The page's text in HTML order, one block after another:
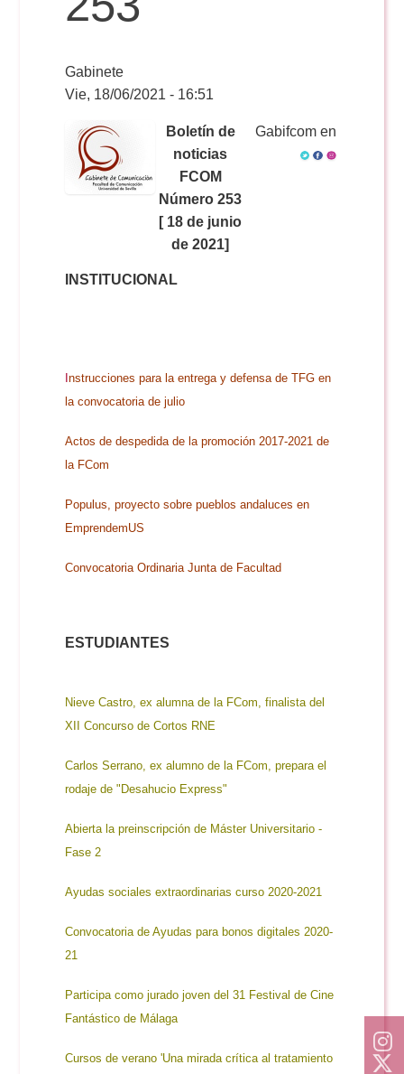
Horarios
Doble Grado PER/CAV
Exámenes Grado
Doble Grado PER/CAV
Gabinete
Vie, 18/06/2021 - 16:51
Boletín de
noticias
FCOM
Número 253
[ 18 de junio
de 2021]
Gabifcom en
INSTITUCIONAL
Instrucciones para la entrega y defensa de TFG en
la convocatoria de julio
Actos de despedida de la promoción 2017-2021 de
la FCom
Populus, proyecto sobre pueblos andaluces en
EmprendemUS
Convocatoria Ordinaria Junta de Facultad
ESTUDIANTES
Nieve Castro, ex alumna de la FCom, finalista del
XII Concurso de Cortos RNE
Carlos Serrano, ex alumno de la FCom, prepara el
rodaje de "Desahucio Express"
Abierta la preinscripción de Máster Universitario -
Fase 2
Ayudas sociales extraordinarias curso 2020-2021
Convocatoria de Ayudas para bonos digitales 2020-
21
Participa como jurado joven del 31 Festival de Cine
Fantástico de Málaga
Cursos de verano 'Una mirada crítica al tratamiento